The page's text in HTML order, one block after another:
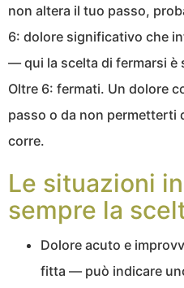
non altera il tuo passo,
6: dolore significativo che
— qui la scelta di fermarsi è
Oltre 6: fermati. Un dolore
passo o da non permetterti
corre.
Le situazioni
sempre la
Dolore acuto e
fitta — può indicare